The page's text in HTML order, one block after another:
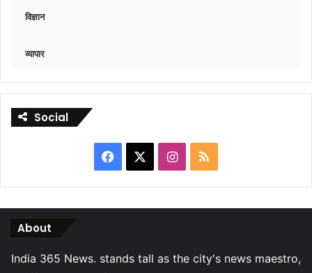
विज्ञान
व्यापार
Social
Facebook Instagram
RSS
About